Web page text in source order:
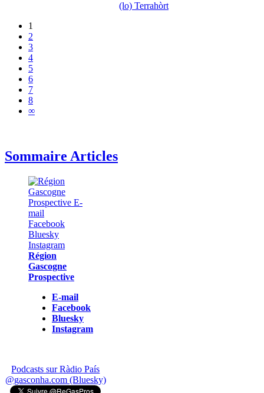
(lo) Terrahòrt
1
2
3
4
5
6
7
8
∞
Sommaire Articles
Région
Gascogne
Prospective
E-mail
Facebook
Bluesky
Instagram
Podcasts sur Ràdio País
@gasconha.com (Bluesky)